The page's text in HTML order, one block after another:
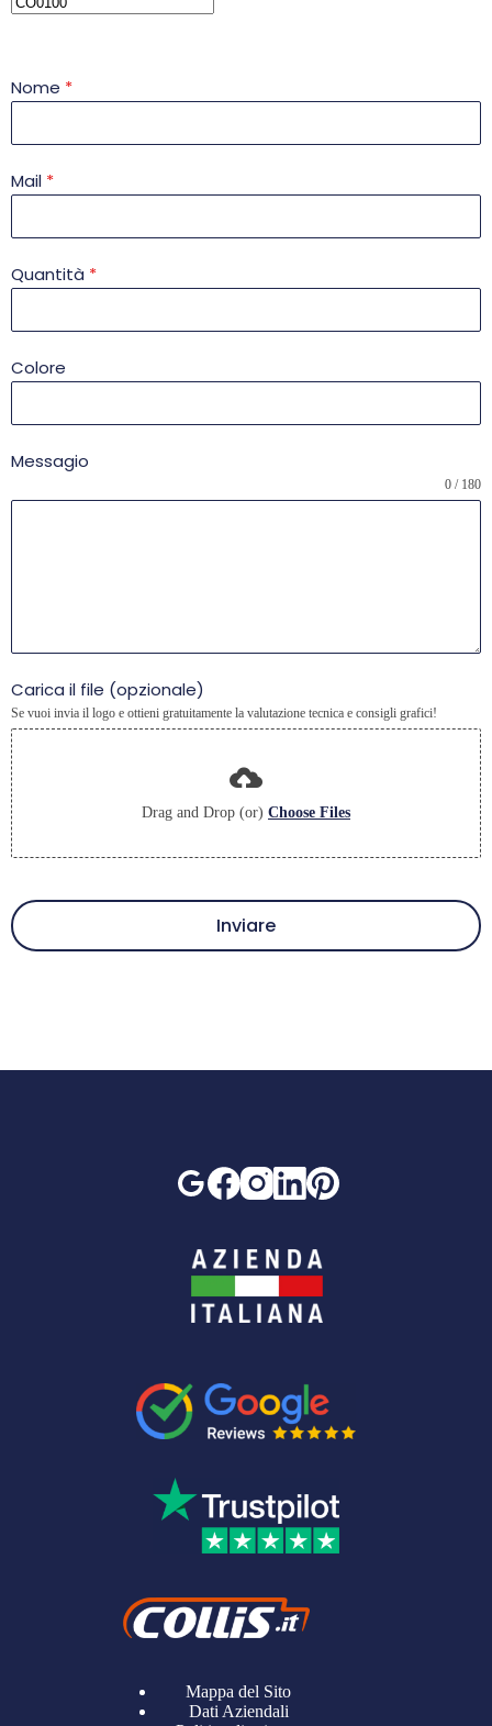
Nome *
Mail *
Quantità *
Colore
Messagio
0 / 180
Carica il file (opzionale)
Se vuoi invia il logo e ottieni gratuitamente la valutazione tecnica e consigli grafici!
Drag and Drop (or) Choose Files
Inviare
Mappa del Sito
Dati Aziendali